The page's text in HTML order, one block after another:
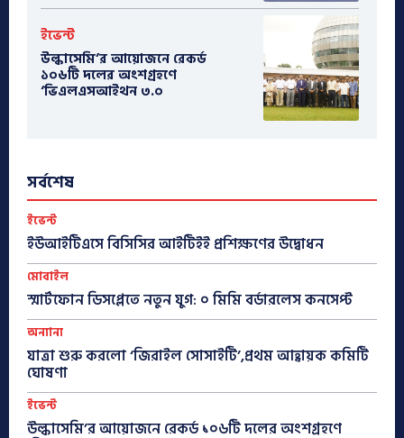
ইভেন্ট
উল্কাসেমি’র আয়োজনে রেকর্ড
১০৬টি দলের অংশগ্রহণে
‘ভিএলএসআইথন ৩.০
সর্বশেষ
ইভেন্ট
ইউআইটিএসে বিসিসির আইটিইই প্রশিক্ষণের উদ্বোধন
মোবাইল
স্মার্টফোন ডিসপ্লেতে নতুন যুগ: ০ মিমি বর্ডারলেস কনসেপ্ট
অন্যান্য
যাত্রা শুরু করলো ‘জিরাইল সোসাইটি’,প্রথম আহ্বায়ক কমিটি
ঘোষণা
ইভেন্ট
উল্কাসেমি’র আয়োজনে রেকর্ড ১০৬টি দলের অংশগ্রহণে